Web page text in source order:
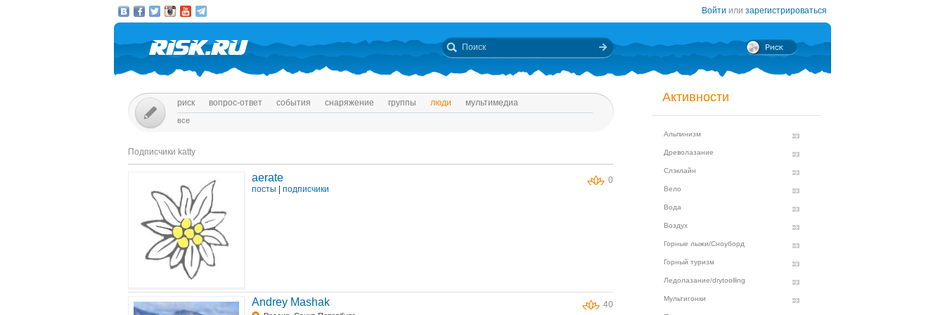
Войти или зарегистрироваться
риск вопрос-ответ события снаряжение группы люди мультимедиа
все
Подписчики katty
0
aerate
посты подписчики
40
Andrey Mashak
Активности
Альпинизм
Древолазание
Слэклайн
Вело
Вода
Воздух
Горные лыжи/Сноуборд
Горный туризм
Ледолазание/drytoolling
Мультигонки